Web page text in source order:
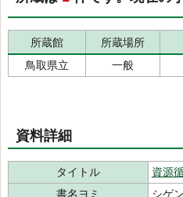
所蔵館 所蔵場所
鳥取県立
一般
資料詳細
タイトル
資源
書名ヨミ
シゲ